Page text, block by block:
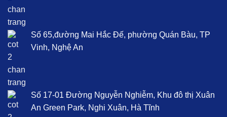
Số 65,đường Mai Hắc Đế, phường Quán Bàu, TP
Vinh, Nghệ An
Số 17-01 Đường Nguyễn Nghiễm, Khu đô thị Xuân
An Green Park, Nghi Xuân, Hà Tĩnh